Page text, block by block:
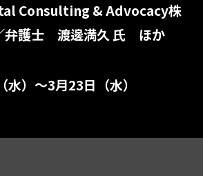
Consulting & Advocacy株
弁護士 渡邊満久 氏 ほか
）～3月23日（水）